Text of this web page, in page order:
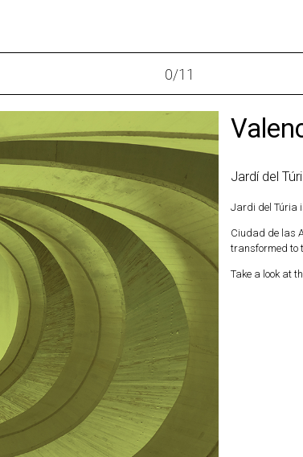
0/11
Jardí del
Jardi del Túria
Ciudad de las
transformed to
Take a look at